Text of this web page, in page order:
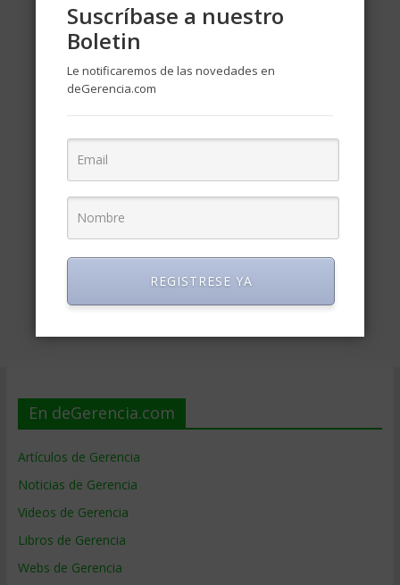
En deGerencia.com
Artículos de Gerencia
Noticias de Gerencia
Videos de Gerencia
Libros de Gerencia
Webs de Gerencia
Suscríbase a nuestro
Boletin
Le notificaremos de las novedades en
deGerencia.com
REGISTRESE YA